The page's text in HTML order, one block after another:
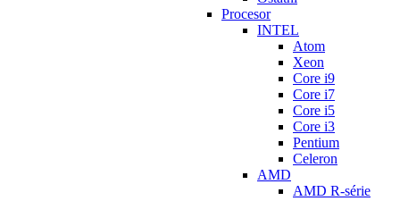
Procesor
INTEL
Atom
Xeon
Core i9
Core i7
Core i5
Core i3
Pentium
Celeron
AMD
AMD R-série